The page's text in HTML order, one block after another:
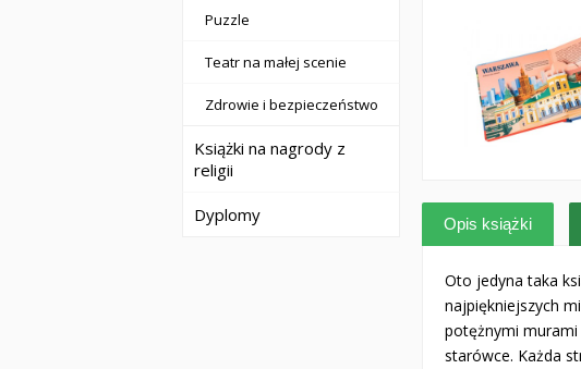
Puzzle
Teatr na małej scenie
Zdrowie i bezpieczeństwo
Książki na nagrody z
religii
Dyplomy Opis książki
Oto jedyna taka
najpiękniejszych
potężnymi murami
starówce. Każda